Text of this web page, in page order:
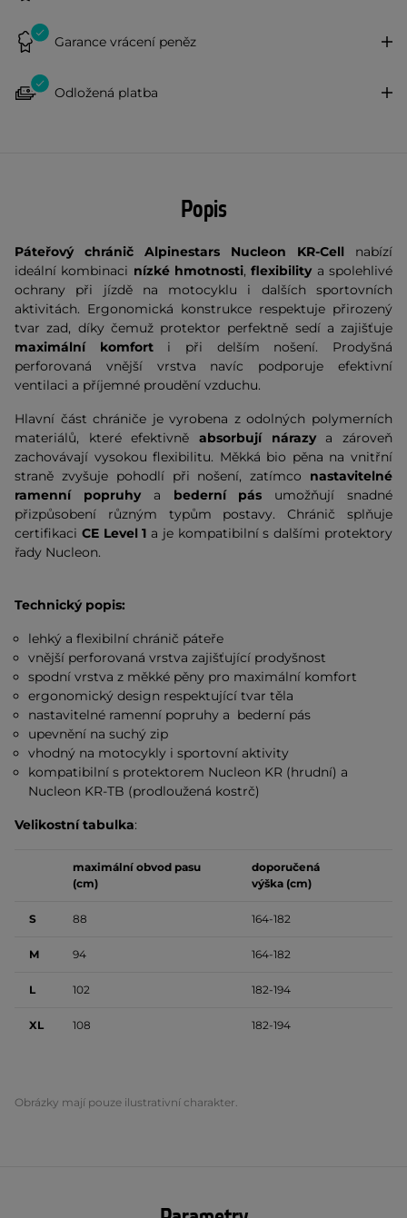
Garance vrácení peněz
Odložená platba
Popis
Páteřový chránič Alpinestars Nucleon KR-Cell nabízí
ideální kombinaci nízké hmotnosti,flexibilitya spolehlivé
ochrany při jízdě na motocyklu i dalších sportovních
aktivitách. Ergonomická konstrukce respektuje přirozený
tvar zad, díky čemuž protektor perfektně sedí a zajišťuje
maximální komforti při delším nošení. Prodyšná
perforovaná vnější vrstva navíc podporuje efektivní
ventilaci a příjemné proudění vzduchu.
Hlavní část chrániče je vyrobena z odolných polymerních
materiálů, které efektivně absorbují nárazya zároveň
zachovávají vysokou flexibilitu. Měkká bio pěna na vnitřní
straně zvyšuje pohodlí při nošení, zatímco nastavitelné
ramenní popruhya bederní pás umožňují snadné
přizpůsobení různým typům postavy. Chránič splňuje
certifikaci CE Level 1 a je kompatibilní s dalšími protektory
řady Nucleon.
Technický popis:
lehký a flexibilní chránič páteře
vnější perforovaná vrstva zajišťující prodyšnost
spodní vrstva z měkké pěny pro maximální komfort
ergonomický design respektující tvar těla
nastavitelné ramenní popruhy a bederní pás
upevnění na suchý zip
vhodný na motocykly i sportovní aktivity
kompatibilní s protektorem Nucleon KR (hrudní) a
Nucleon KR-TB (prodloužená kostrč)
Velikostní tabulka:
maximální obvod pasu
(cm)
doporučená
výška (cm)
S 88 164-182
M 94 164-182
L 102 182-194
XL 108 182-194
Obrázky mají pouze ilustrativní charakter.